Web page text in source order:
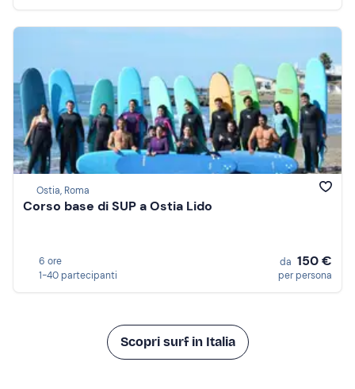
Ostia, Roma
Corso base di SUP a Ostia Lido
6 ore
1-40 partecipanti
da 150 €
per persona
Scopri surf in Italia